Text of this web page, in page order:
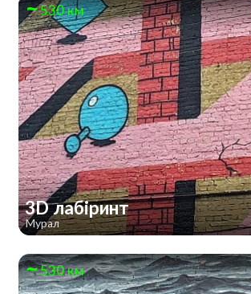
530 км
3D лабіринт
Мурал
530 км